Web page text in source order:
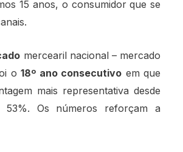
15 anos, o consumidor que se
mercearil nacional – mercado
o18º ano consecutivo em que
mais representativa desde
53%. Os números reforçam a